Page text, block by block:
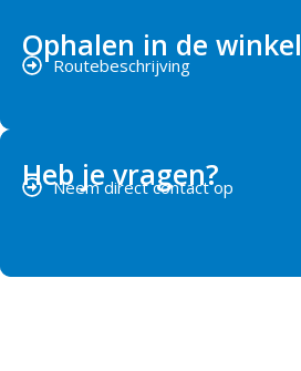
Ophalen in de winkel
Routebeschrijving
Heb je vragen?
Neem direct contact op